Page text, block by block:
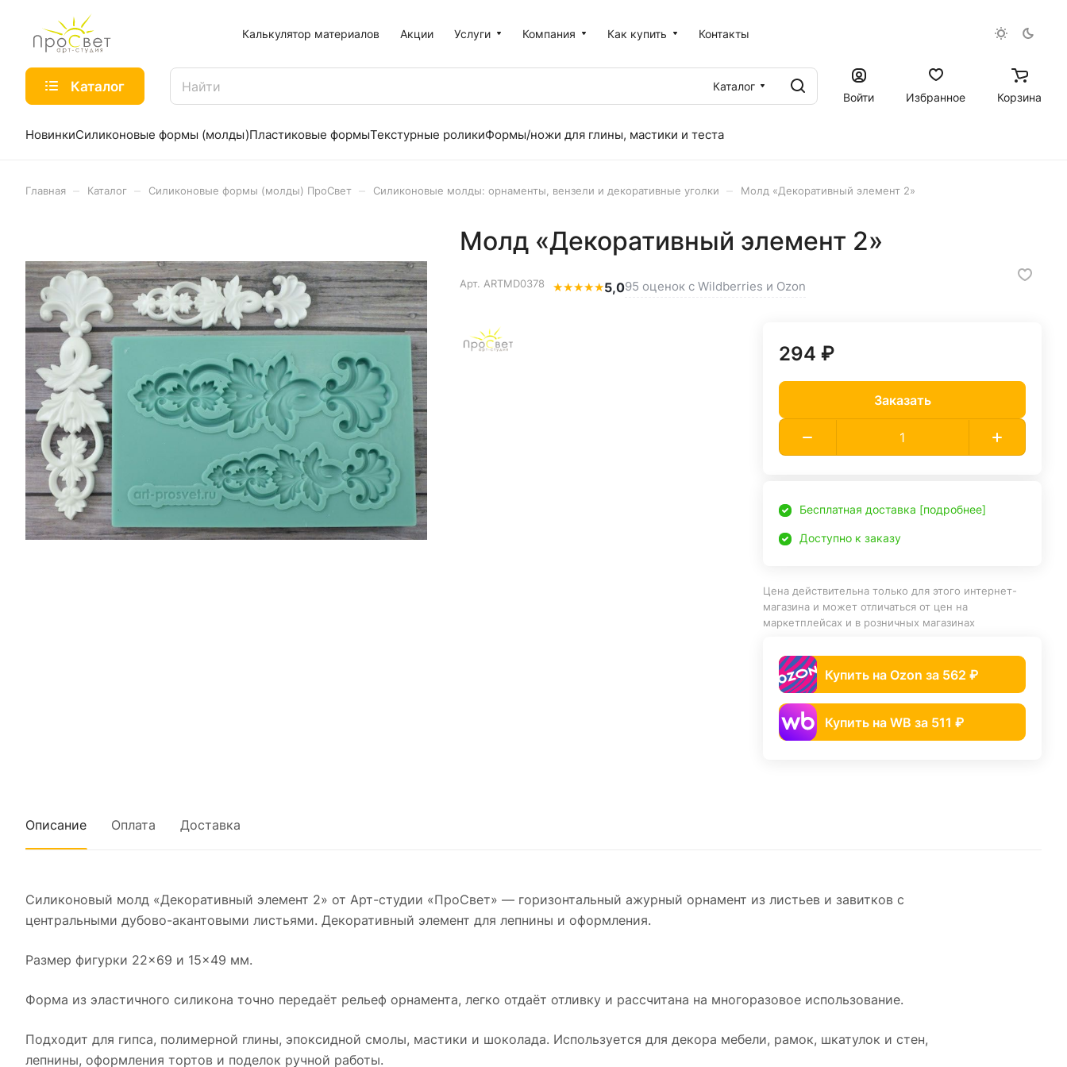
Калькулятор материалов Акции Услуги Компания Как купить Контакты
Каталог
Каталог
Войти
Избранное Корзина
НовинкиСиликоновые формы (молды)Пластиковые формыТекстурные роликиФормы/ножи для глины, мастики и теста
Главная Каталог Силиконовые формы (молды) ПроСвет Силиконовые молды: орнаменты, вензели и декоративные уголки Молд «Декоративный элемент 2»
Молд «Декоративный элемент 2»
Арт. ARTMD0378 ★★★★★5,095 оценок с Wildberries и Ozon
294 ₽
Заказать
Бесплатная доставка [подробнее]
Доступно к заказу
Цена действительна только для этого интернет-
магазина и может отличаться от цен на
маркетплейсах и в розничных магазинах
Купить на Ozon за 562 ₽
Купить на WB за 511 ₽
Описание Оплата Доставка
Силиконовый молд «Декоративный элемент 2» от Арт-студии «ПроСвет» — горизонтальный ажурный орнамент из листьев и завитков с
центральными дубово-акантовыми листьями. Декоративный элемент для лепнины и оформления.
Размер фигурки 22×69 и 15×49 мм.
Форма из эластичного силикона точно передаёт рельеф орнамента, легко отдаёт отливку и рассчитана на многоразовое использование.
Подходит для гипса, полимерной глины, эпоксидной смолы, мастики и шоколада. Используется для декора мебели, рамок, шкатулок и стен,
лепнины, оформления тортов и поделок ручной работы.